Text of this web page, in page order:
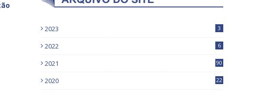
2023 3
2022 6
2021 90
2020
22